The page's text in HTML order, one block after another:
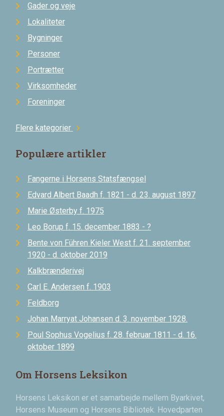
Gader og veje
Lokaliteter
Bygninger
Personer
Portrætter
Virksomheder
Foreninger
Flere kategorier chevron_right
Populære artikler
Fangerne i Horsens Statsfængsel
Edvard Albert Baadh f. 1821 - d. 23. august 1897
Marie Østerby f. 1975
Leo Borup f. 15. december 1883 - ?
Bente von Führen Kieler West f. 21. september
1920 - d. oktober 2019
Kalkbrænderivej
Carl E. Andersen f. 1903
Feldborg
Johan Marryat Johansen d. 3. november 1928.
Poul Sophus Vogelius f. 28. februar 1811 - d. 16.
oktober 1899
Om Horsens Leksikon
Horsens Leksikon er et samarbejde mellem Byarkivet,
Horsens Museum og Horsens Bibliotek. Hovedparten